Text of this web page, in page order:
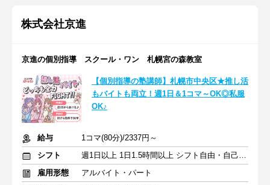
株式会社京進
京進の個別指導 スクール・ワン 札幌宮の森教室
【個別指導の塾講師】札幌市中央区★推し活
もバイトも両立！週1日＆1コマ～OK◎私服
OK♪
給与
1コマ(80分)/2337円～
シフト
週1日以上 1日1.5時間以上 シフト自由・自己申告
雇用形態
アルバイト・パート